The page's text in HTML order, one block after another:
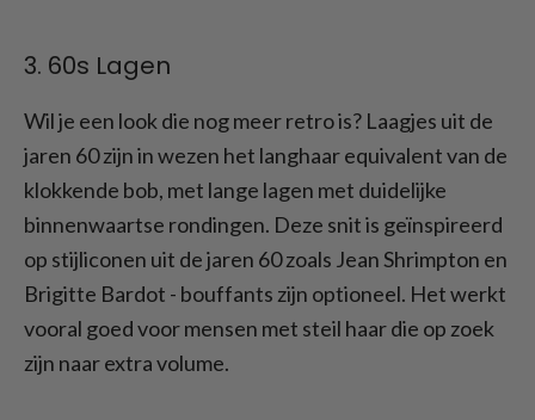
3. 60s Lagen
Wil je een look die nog meer retro is? Laagjes uit de
jaren 60 zijn in wezen het langhaar equivalent van de
klokkende bob, met lange lagen met duidelijke
binnenwaartse rondingen. Deze snit is geïnspireerd
op stijliconen uit de jaren 60 zoals Jean Shrimpton en
Brigitte Bardot - bouffants zijn optioneel. Het werkt
vooral goed voor mensen met steil haar die op zoek
zijn naar extra volume.